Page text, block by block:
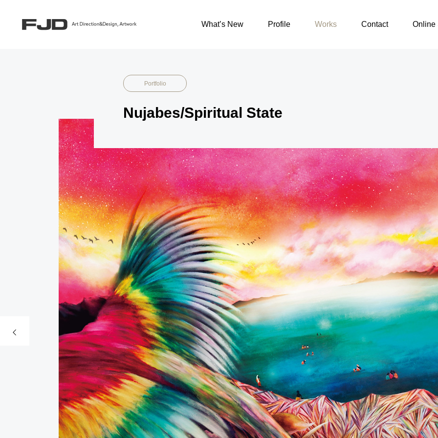
What’s New Profile Works Contact Online
Music Nujabes/Spiritual State
Portfolio
Nujabes/Spiritual State